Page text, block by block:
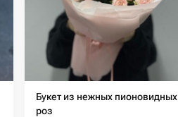
Букет из нежных пионовидных
роз